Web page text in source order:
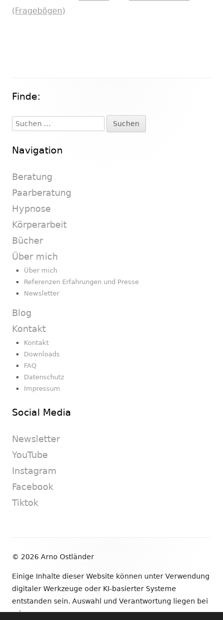
(Fragebögen)
Haupt-
Seitenleiste
Finde:
Suchen
nach:
Navigation
Beratung
Paarberatung
Hypnose
Körperarbeit
Bücher
Über mich
Über mich
Referenzen Erfahrungen und Presse
Newsletter
Blog
Kontakt
Kontakt
Downloads
FAQ
Datenschutz
Impressum
Social Media
Newsletter
YouTube
Instagram
Facebook
Tiktok
© 2026 Arno Ostländer
Einige Inhalte dieser Website können unter Verwendung
digitaler Werkzeuge oder KI-basierter Systeme
entstanden sein. Auswahl und Verantwortung liegen bei
mir.